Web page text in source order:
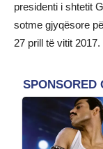
presidenti i shtetit
sotme gjyqësore
27 prill të vitit 2017.